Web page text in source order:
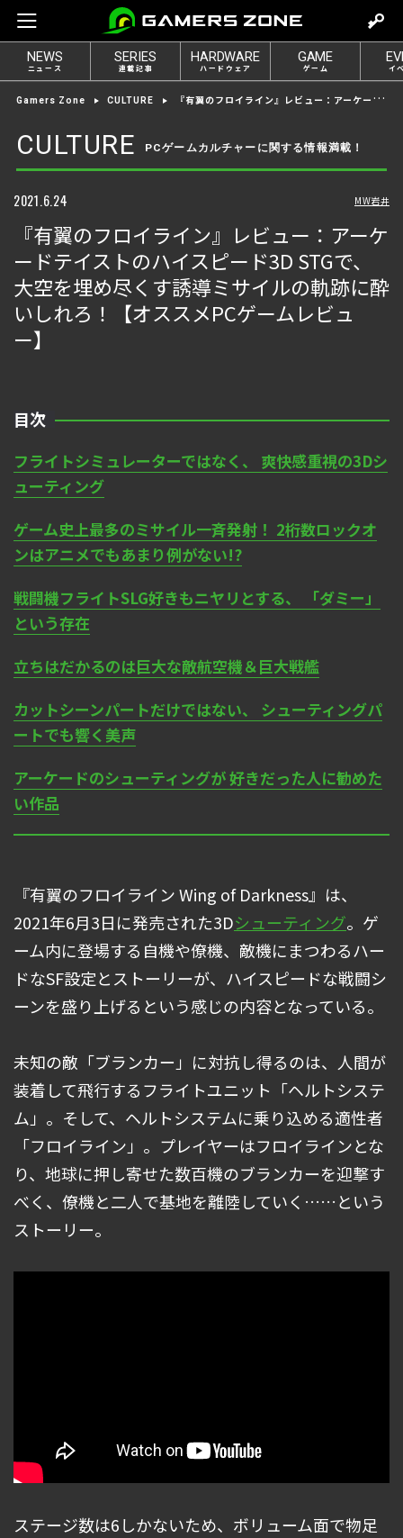
e
t
l
o
g
NEWS
ニュース
SERIES
連載記事
HARDWARE
ハードウェア
GAME
ゲーム イ
Gamers Zone CULTURE 『有翼のフロイライン』レビュー：アーケードテイストのハイスピード3D STGで、大空を埋め尽くす誘導ミサイルの軌跡に酔いしれろ！【オススメPCゲームレビュー】
CULTURE PCゲームカルチャーに関する情報満載！
2021.6.24 MW岩井
『有翼のフロイライン』レビュー：アーケ
ードテイストのハイスピード3D STGで、
大空を埋め尽くす誘導ミサイルの軌跡に酔
いしれろ！【オススメPCゲームレビュ
ー】
目次
フライトシミュレーターではなく、 爽快感重視の3Dシ
ューティング
ゲーム史上最多のミサイル一斉発射！ 2桁数ロックオ
ンはアニメでもあまり例がない!?
戦闘機フライトSLG好きもニヤリとする、 「ダミー」
という存在
立ちはだかるのは巨大な敵航空機＆巨大戦艦
カットシーンパートだけではない、 シューティングパ
ートでも響く美声
アーケードのシューティングが 好きだった人に勧めた
い作品
『有翼のフロイライン Wing of Darkness』は、
2021年6月3日に発売された3Dシューティング。ゲ
ーム内に登場する自機や僚機、敵機にまつわるハー
ドなSF設定とストーリーが、ハイスピードな戦闘シ
ーンを盛り上げるという感じの内容となっている。
未知の敵「ブランカー」に対抗し得るのは、人間が
装着して飛行するフライトユニット「ヘルトシステ
ム」。そして、ヘルトシステムに乗り込める適性者
「フロイライン」。プレイヤーはフロイラインとな
り、地球に押し寄せた数百機のブランカーを迎撃す
べく、僚機と二人で基地を離陸していく……という
ストーリー。
ステージ数は6しかないため、ボリューム面で物足